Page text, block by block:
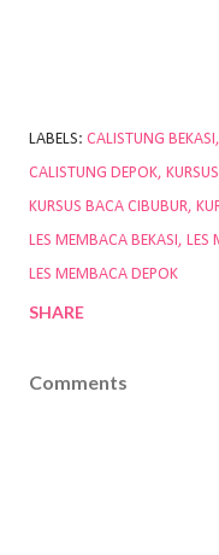
LABELS: CALISTUNG BEKASI
CALISTUNG DEPOK
KURSUS BACA CIBUBUR
LES MEMBACA BEKASI
LES
LES MEMBACA DEPOK
SHARE
Comments